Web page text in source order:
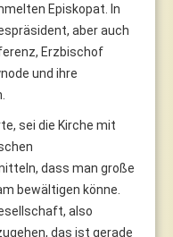
Episkopat. In
aber auch
Erzbischof
und ihre
sei die Kirche mit
dass man große
bewältigen könne.
also
das ist gerade